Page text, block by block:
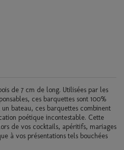
de 7 cm de long. Utilisées par les
ces barquettes sont 100%
bateau, ces barquettes combinent
poétique incontestable. Cette
de vos cocktails, apéritifs, mariages
à vos présentations tels bouchées